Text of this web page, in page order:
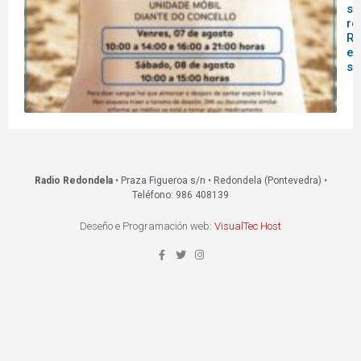
Radio Redondela• Praza Figueroa s/n • Redondela (Pontevedra) •
Teléfono: 986 408139
Deseño e Programación web: VisualTec Host